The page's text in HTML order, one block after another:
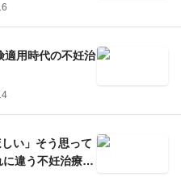
適用時代の不妊治
い」そう思って
違う不妊治療の